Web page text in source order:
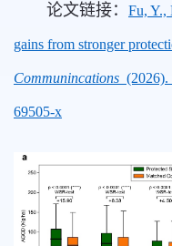
论文链接： Fu, Y.,
gains from stronger
Communincations (2026).
69505-x